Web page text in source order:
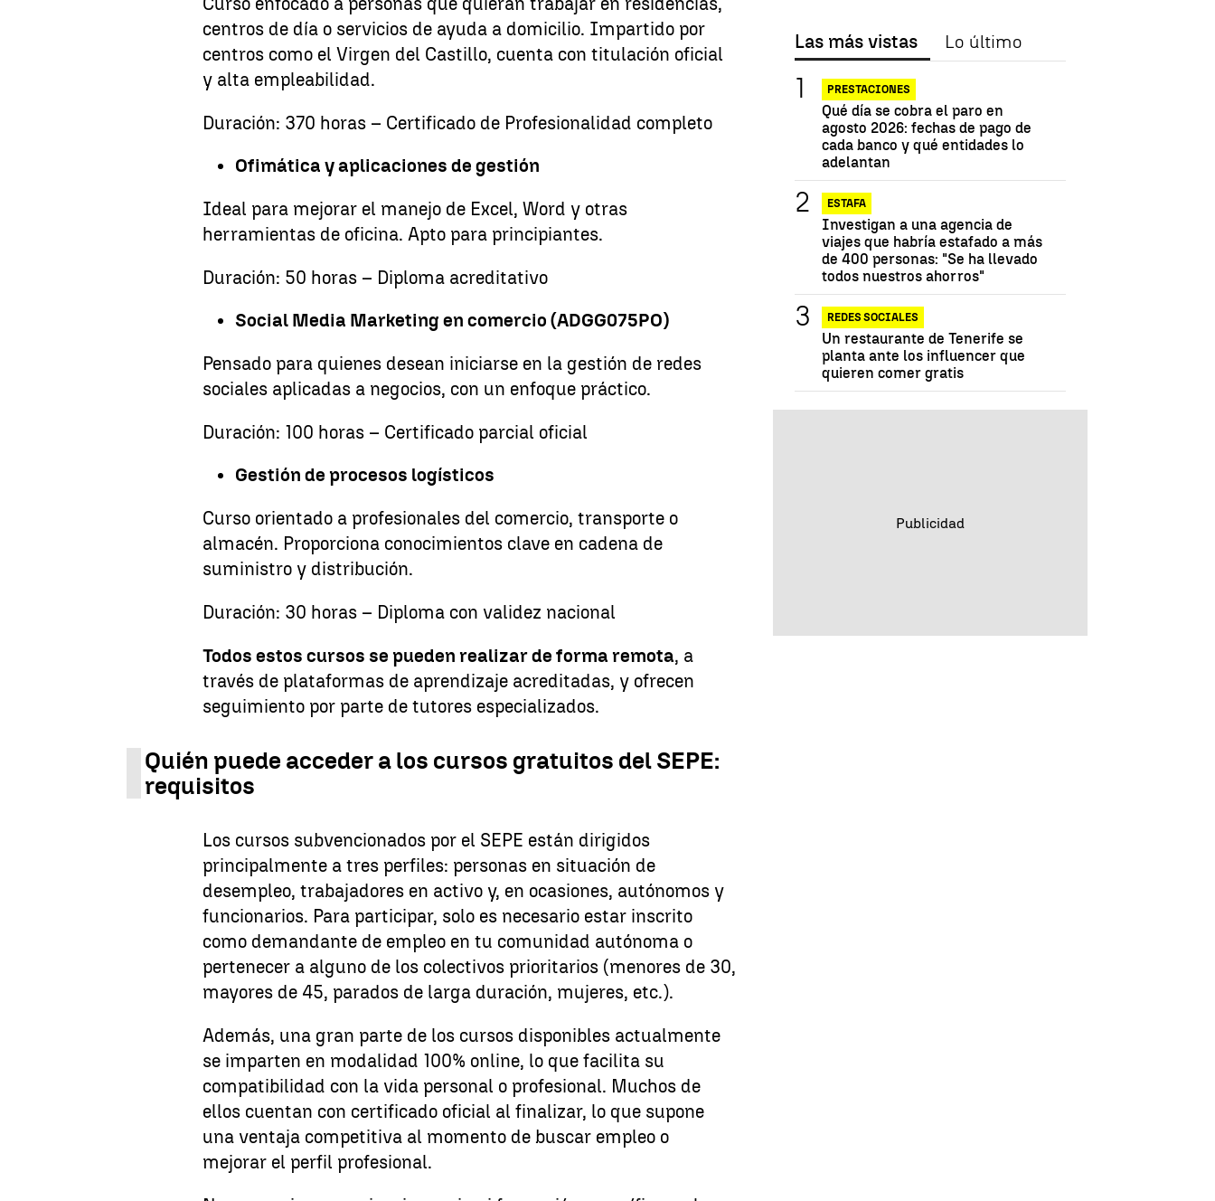
centros de día o servicios de ayuda a domicilio. Impartido por
centros como el Virgen del Castillo, cuenta con titulación oficial
y alta empleabilidad.
Duración: 370 horas – Certificado de Profesionalidad completo
Ofimática y aplicaciones de gestión
Ideal para mejorar el manejo de Excel, Word y otras
herramientas de oficina. Apto para principiantes.
Duración: 50 horas – Diploma acreditativo
Social Media Marketing en comercio (ADGG075PO)
Pensado para quienes desean iniciarse en la gestión de redes
sociales aplicadas a negocios, con un enfoque práctico.
Duración: 100 horas – Certificado parcial oficial
Gestión de procesos logísticos
Curso orientado a profesionales del comercio, transporte o
almacén. Proporciona conocimientos clave en cadena de
suministro y distribución.
Duración: 30 horas – Diploma con validez nacional
Todos estos cursos se pueden realizar de forma remota, a
través de plataformas de aprendizaje acreditadas, y ofrecen
seguimiento por parte de tutores especializados.
Quién puede acceder a los cursos gratuitos del SEPE:
requisitos
Los cursos subvencionados por el SEPE están dirigidos
principalmente a tres perfiles: personas en situación de
desempleo, trabajadores en activo y, en ocasiones, autónomos y
funcionarios. Para participar, solo es necesario estar inscrito
como demandante de empleo en tu comunidad autónoma o
pertenecer a alguno de los colectivos prioritarios (menores de 30,
mayores de 45, parados de larga duración, mujeres, etc.).
Además, una gran parte de los cursos disponibles actualmente
se imparten en modalidad 100% online, lo que facilita su
compatibilidad con la vida personal o profesional. Muchos de
ellos cuentan con certificado oficial al finalizar, lo que supone
una ventaja competitiva al momento de buscar empleo o
mejorar el perfil profesional.
Las más vistas Lo último
PRESTACIONES
Qué día se cobra el paro en
agosto 2026: fechas de pago de
cada banco y qué entidades lo
adelantan
ESTAFA
Investigan a una agencia de
viajes que habría estafado a más
de 400 personas: "Se ha llevado
todos nuestros ahorros"
REDES SOCIALES
Un restaurante de Tenerife se
planta ante los influencer que
quieren comer gratis